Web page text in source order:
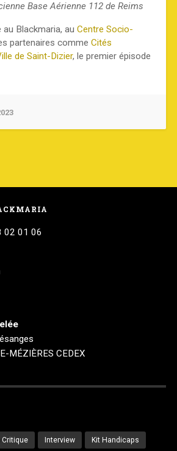
Base Aérienne 112 de Reims
au Blackmaria, au Centre Socio-
partenaires comme Cités
de Saint-Dizier, le premier épisode
02 01 06
MÉZIÈRES CEDEX
Critique Interview Kit Handicaps